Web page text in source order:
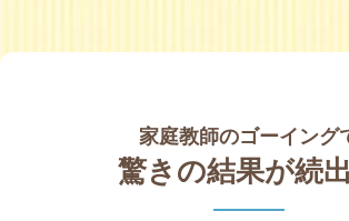
家庭教師のゴーイング
驚きの結果が続出